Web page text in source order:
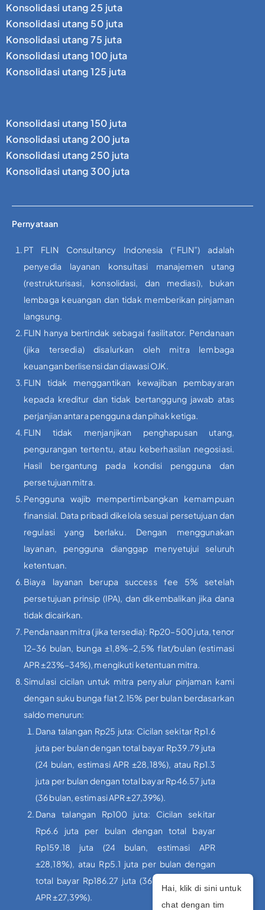
Konsolidasi utang 25 juta
Konsolidasi utang 50 juta
Konsolidasi utang 75 juta
Konsolidasi utang 100 juta
Konsolidasi utang 125 juta
Konsolidasi utang 150 juta
Konsolidasi utang 200 juta
Konsolidasi utang 250 juta
Konsolidasi utang 300 juta
Pernyataan
PT FLIN Consultancy Indonesia (“FLIN”) adalah
penyedia layanan konsultasi manajemen utang
(restrukturisasi, konsolidasi, dan mediasi), bukan
lembaga keuangan dan tidak memberikan pinjaman
langsung.
FLIN hanya bertindak sebagai fasilitator. Pendanaan
(jika tersedia) disalurkan oleh mitra lembaga
keuangan berlisensi dan diawasi OJK.
FLIN tidak menggantikan kewajiban pembayaran
kepada kreditur dan tidak bertanggung jawab atas
perjanjian antara pengguna dan pihak ketiga.
FLIN tidak menjanjikan penghapusan utang,
pengurangan tertentu, atau keberhasilan negosiasi.
Hasil bergantung pada kondisi pengguna dan
persetujuan mitra.
Pengguna wajib mempertimbangkan kemampuan
finansial. Data pribadi dikelola sesuai persetujuan dan
regulasi yang berlaku. Dengan menggunakan
layanan, pengguna dianggap menyetujui seluruh
ketentuan.
Biaya layanan berupa success fee 5% setelah
persetujuan prinsip (IPA), dan dikembalikan jika dana
tidak dicairkan.
Pendanaan mitra (jika tersedia): Rp20–500 juta, tenor
12–36 bulan, bunga ±1,8%–2,5% flat/bulan (estimasi
APR ±23%–34%), mengikuti ketentuan mitra.
Simulasi cicilan untuk mitra penyalur pinjaman kami
dengan suku bunga flat 2.15% per bulan berdasarkan
saldo menurun:
Dana talangan Rp25 juta: Cicilan sekitar Rp1.6
juta per bulan dengan total bayar Rp39.79 juta
(24 bulan, estimasi APR ±28,18%), atau Rp1.3
juta per bulan dengan total bayar Rp46.57 juta
(36 bulan, estimasi APR ±27,39%).
Dana talangan Rp100 juta: Cicilan sekitar
Rp6.6 juta per bulan dengan total bayar
Rp159.18 juta (24 bulan, estimasi APR
±28,18%), atau Rp5.1 juta per bulan dengan
total bayar Rp186.27 juta (36 bulan, estimasi
APR ±27,39%).
Hai, klik di sini untuk
chat dengan tim